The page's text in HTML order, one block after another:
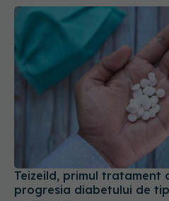
Teizeild, primul tratament
progresia diabetului de tip
12 ian 2026, 19:57